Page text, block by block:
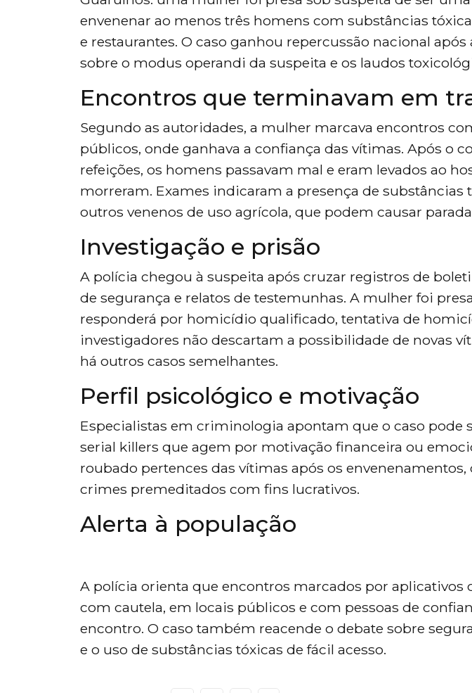
envenenar ao menos três homens com substâncias
e restaurantes. O caso ganhou repercussão nacional
sobre o modus operandi da suspeita e os laudos
Encontros que terminavam em
Segundo as autoridades, a mulher marcava encontros
públicos, onde ganhava a confiança das vítimas. Após o
refeições, os homens passavam mal e eram levados ao
morreram. Exames indicaram a presença de substâncias
outros venenos de uso agrícola, que podem causar
Investigação e prisão
A polícia chegou à suspeita após cruzar registros de
de segurança e relatos de testemunhas. A mulher foi
responderá por homicídio qualificado, tentativa de
investigadores não descartam a possibilidade de novas
há outros casos semelhantes.
Perfil psicológico e motivação
Especialistas em criminologia apontam que o caso pode
serial killers que agem por motivação financeira ou
roubado pertences das vítimas após os envenenamentos,
crimes premeditados com fins lucrativos.
Alerta à população
A polícia orienta que encontros marcados por aplicativos
com cautela, em locais públicos e com pessoas de
encontro. O caso também reacende o debate sobre
e o uso de substâncias tóxicas de fácil acesso.